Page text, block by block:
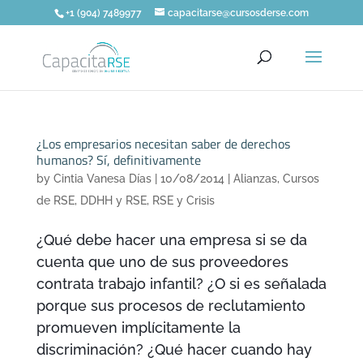
+1 (904) 7489977 capacitarse@cursosderse.com
¿Los empresarios necesitan saber de derechos
humanos? Sí, definitivamente
by Cintia Vanesa Días| 10/08/2014 Alianzas, Cursos
de RSE, DDHH y RSE, RSE y Crisis
¿Qué debe hacer una empresa si se da
cuenta que uno de sus proveedores
contrata trabajo infantil? ¿O si es señalada
porque sus procesos de reclutamiento
promueven implícitamente la
discriminación? ¿Qué hacer cuando hay